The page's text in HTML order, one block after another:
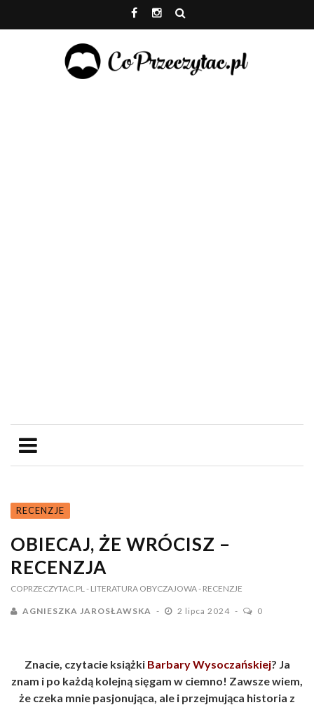
RECENZJE
OBIECAJ, ŻE WRÓCISZ –
RECENZJA
COPRZECZYTAC.PL - LITERATURA OBYCZAJOWA- RECENZJE
AGNIESZKA JAROSŁAWSKA 2 lipca 2024 0
Znacie, czytacie książki Barbary Wysoczańskiej? Ja
znam i po każdą kolejną sięgam w ciemno! Zawsze wiem,
że czeka mnie pasjonująca, ale i przejmująca historia z